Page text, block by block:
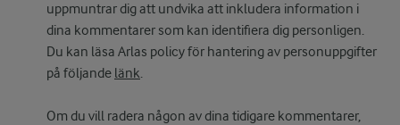
uppmuntrar dig att undvika att inkludera information i
dina kommentarer som kan identifiera dig personligen.
Du kan läsa Arlas policy för hantering av personuppgifter
på följande länk.
Om du vill radera någon av dina tidigare kommentarer,